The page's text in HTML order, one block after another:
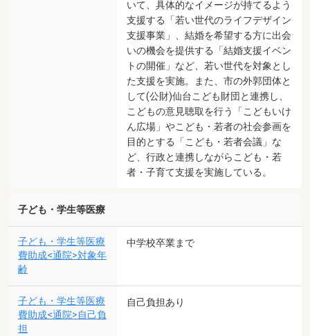
いて、具体的なイメージが持てるよう
支援する「若い世代のライフデザイン
支援事業」、結婚を希望する方に出会
いの機会を提供する「結婚支援イベン
トの開催」など、若い世代を対象とし
た支援を実施。また、市の外郭団体と
して(公財)仙台こども財団と連携し、
こどもの意見聴取を行う「こどもいけ
ん広場」やこども・若者の社会参画を
目的とする「こども・若者会議」な
ど、行政と連携しながらこども・若
者・子育て支援を実施している。
子ども・学生等医療
子ども・学生等医療
費助成<通院>対象年
齢
中学校卒業まで
子ども・学生等医療
費助成<通院>自己負
担
自己負担あり